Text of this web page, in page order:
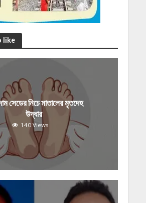
like
সেডের নিচে মাতালের মৃতদেহ
উদ্ধার
140 Views